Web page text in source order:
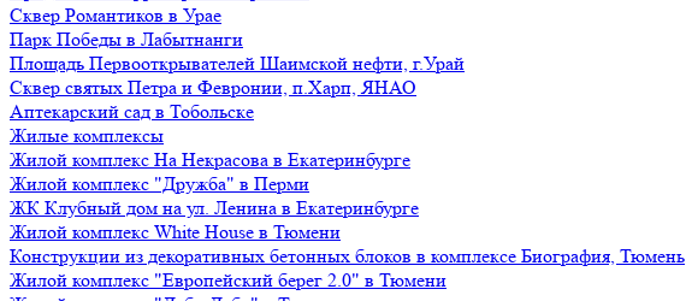
Сквер Романтиков в Урае
Парк Победы в Лабытнанги
Площадь Первооткрывателей Шаимской нефти, г.Урай
Сквер святых Петра и Февронии, п.Харп, ЯНАО
Аптекарский сад в Тобольске
Жилые комплексы
Жилой комплекс На Некрасова в Екатеринбурге
Жилой комплекс "Дружба" в Перми
ЖК Клубный дом на ул. Ленина в Екатеринбурге
Жилой комплекс White House в Тюмени
Конструкции из декоративных бетонных блоков в комплексе Биография, Тюмень
Жилой комплекс "Европейский берег 2.0" в Тюмени